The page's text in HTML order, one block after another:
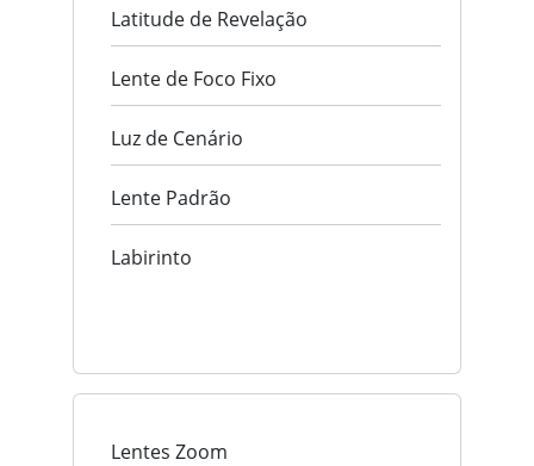
Latitude de Revelação
Lente de Foco Fixo
Luz de Cenário
Lente Padrão
Labirinto
Lentes Zoom